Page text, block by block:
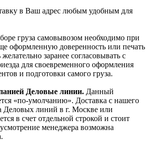
в Ваш адрес любым удобным для
груза самовывозом необходимо при
оформленную доверенность или печать
заранее согласовывать с
для своевременного оформления
и подготовки самого груза.
Деловые линии. Данный
«по-умолчанию». Доставка с нашего
Деловых линий в г. Москве или
в счет отдельной строкой и стоит
менеджера возможна